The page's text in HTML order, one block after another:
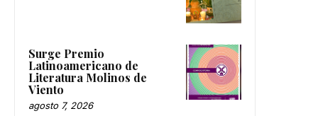
Surge Premio
Latinoamericano de
Literatura Molinos de
Viento
agosto 7, 2026